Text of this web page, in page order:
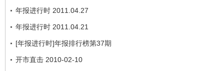
年报进行时 2011.04.27
年报进行时 2011.04.21
[年报进行时]年报排行榜第37期
开市直击 2010-02-10